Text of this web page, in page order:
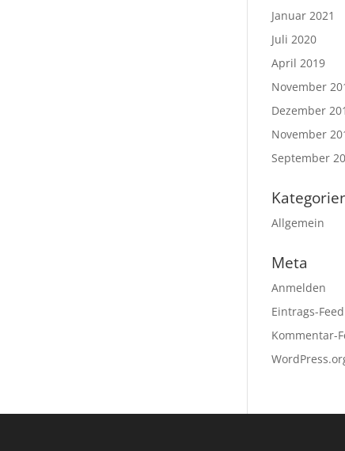
Januar 2021
Juli 2020
April 2019
November
Dezember
November
September
Allgemein
Meta
Anmelden
Eintrags-Feed
Kommentar-